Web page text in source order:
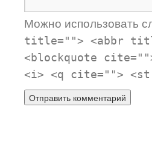
Можно использовать
title=""> <abbr
<blockquote
<i> <q cite="">